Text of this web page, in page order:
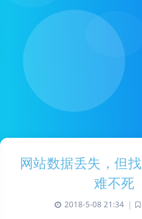
网站数据丢失，但
难不死
2018-5-08 21:34 |